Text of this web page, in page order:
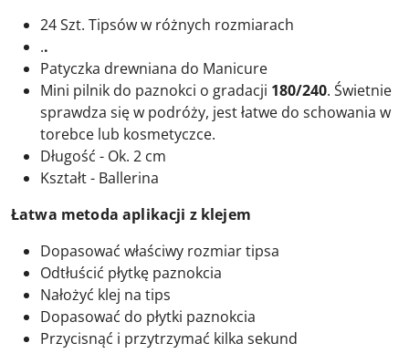
24 Szt. Tipsów w różnych rozmiarach
..
Patyczka drewniana do Manicure
Mini pilnik do paznokci o gradacji 180/240. Świetnie
sprawdza się w podróży, jest łatwe do schowania w
torebce lub kosmetyczce.
Długość - Ok. 2 cm
Kształt - Ballerina
Łatwa metoda aplikacji z klejem
Dopasować właściwy rozmiar tipsa
Odtłuścić płytkę paznokcia
Nałożyć klej na tips
Dopasować do płytki paznokcia
Przycisnąć i przytrzymać kilka sekund